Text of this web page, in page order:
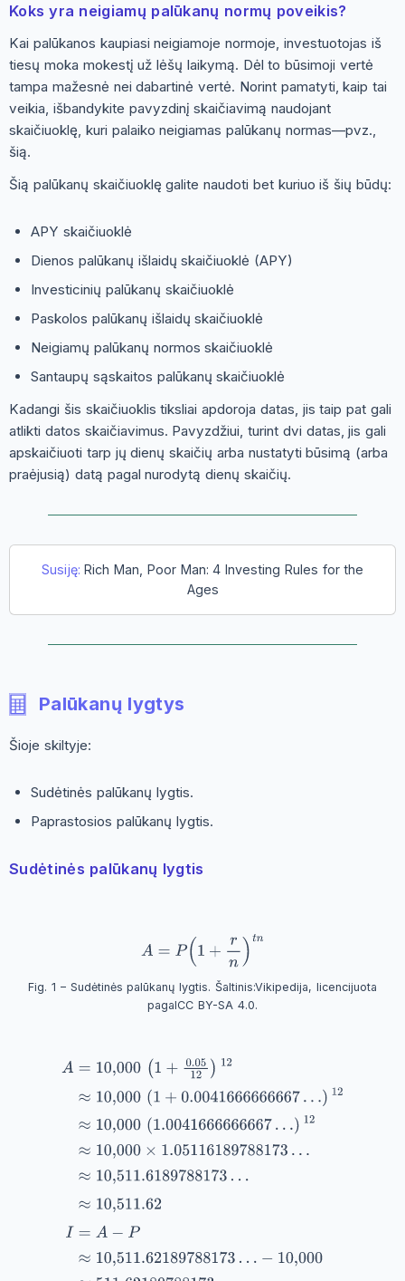
Koks yra neigiamų palūkanų normų poveikis?
Kai palūkanos kaupiasi neigiamoje normoje, investuotojas iš
tiesų moka mokestį už lėšų laikymą. Dėl to būsimoji vertė
tampa mažesnė nei dabartinė vertė. Norint pamatyti, kaip tai
veikia, išbandykite pavyzdinį skaičiavimą naudojant
skaičiuoklę, kuri palaiko neigiamas palūkanų normas—pvz.,
šią.
Šią palūkanų skaičiuoklę galite naudoti bet kuriuo iš šių būdų:
APY skaičiuoklė
Dienos palūkanų išlaidų skaičiuoklė (APY)
Investicinių palūkanų skaičiuoklė
Paskolos palūkanų išlaidų skaičiuoklė
Neigiamų palūkanų normos skaičiuoklė
Santaupų sąskaitos palūkanų skaičiuoklė
Kadangi šis skaičiuoklis tiksliai apdoroja datas, jis taip pat gali
atlikti datos skaičiavimus. Pavyzdžiui, turint dvi datas, jis gali
apskaičiuoti tarp jų dienų skaičių arba nustatyti būsimą (arba
praėjusią) datą pagal nurodytą dienų skaičių.
Susiję:Rich Man, Poor Man: 4 Investing Rules for the
Ages
Palūkanų lygtys
Šioje skiltyje:
Sudėtinės palūkanų lygtis.
Paprastosios palūkanų lygtis.
Sudėtinės palūkanų lygtis
Fig. 1 – Sudėtinės palūkanų lygtis. Šaltinis:Vikipedija, licencijuota
pagalCC BY-SA 4.0.